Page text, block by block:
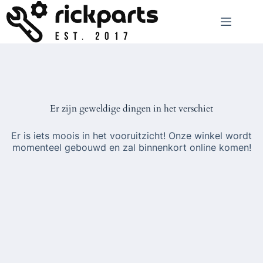
naar
de
inhoud
Er zijn geweldige dingen in het verschiet
Er is iets moois in het vooruitzicht! Onze winkel wordt
momenteel gebouwd en zal binnenkort online komen!